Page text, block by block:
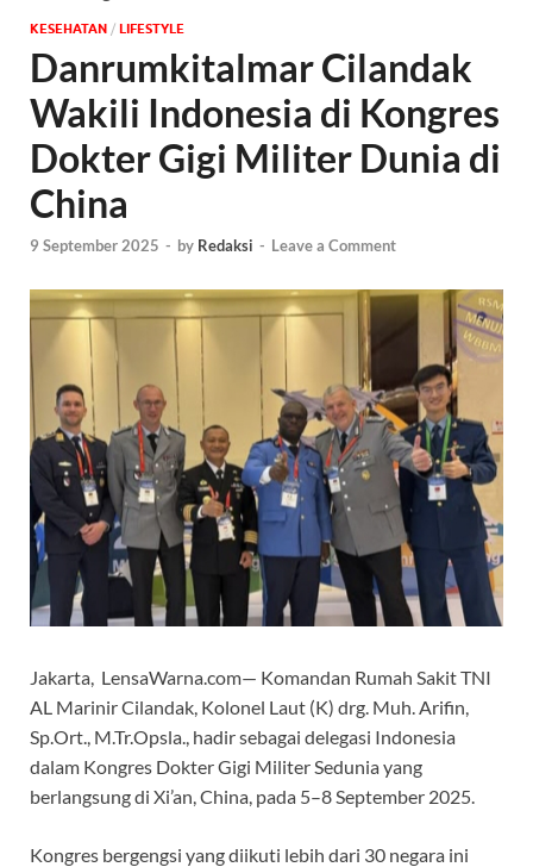
KESEHATAN / ‎LIFESTYLE
Danrumkitalmar Cilandak
Wakili Indonesia di Kongres
Dokter Gigi Militer Dunia di
China
9 September 2025 - by Redaksi - Leave a Comment
Jakarta, LensaWarna.com— Komandan Rumah Sakit TNI
AL Marinir Cilandak, Kolonel Laut (K) drg. Muh. Arifin,
Sp.Ort., M.Tr.Opsla., hadir sebagai delegasi Indonesia
dalam Kongres Dokter Gigi Militer Sedunia yang
berlangsung di Xi’an, China, pada 5–8 September 2025.
Kongres bergengsi yang diikuti lebih dari 30 negara ini